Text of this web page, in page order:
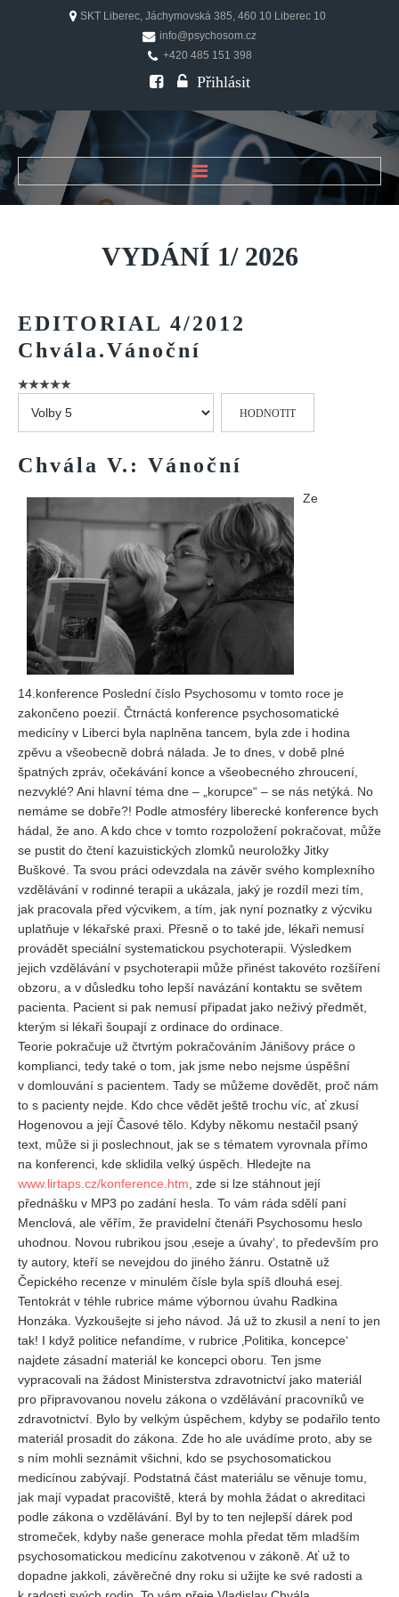
SKT Liberec, Jáchymovská 385, 460 10 Liberec 10
info@psychosom.cz
+420 485 151 398
Přihlásit
ÚVOD
O ČASOPISU
Historie
FAQ
Doporučení
Vydání 1/ 2026
Vydání 2/ 2025
Vydání 1/ 2025
Vydání 3-4/ 2024
Vydání 1-2/ 2024
Vydání 3-4/ 2023
Vydání 1-2/ 2023
Vydání 1-2/ 2022
Vydání 3-4/ 2022
Vydání 3-4/ 2021
Vydání 1/ 2021
Vydání 3-4/ 2020
Vydání 1-2/ 2020
Vydání 3-4/ 2019
Vydání 1-2/ 2019
Vydání 4/2018
Vydání 2-3/2018
Vydání 1-2018
Vydání 4-2017
Vydání 3-2017
Vydání 1-2017
Vydání 4-2016
Archiv
EDITOŘI
BLOG
REDAKCE
Pokyny pro autory
ARCHIV
VYDÁNÍ 1/ 2026
EDITORIAL 4/2012
Chvála.Vánoční
prosím
Chvála V.: Vánoční
Ze
14.konference Poslední číslo Psychosomu v tomto roce je
zakončeno poezií. Čtrnáctá konference psychosomatické
medicíny v Liberci byla naplněna tancem, byla zde i hodina
zpěvu a všeobecně dobrá nálada. Je to dnes, v době plné
špatných zpráv, očekávání konce a všeobecného zhroucení,
nezvyklé? Ani hlavní téma dne – „korupce“ – se nás netýká. No
nemáme se dobře?! Podle atmosféry liberecké konference bych
hádal, že ano. A kdo chce v tomto rozpoložení pokračovat, může
se pustit do čtení kazuistických zlomků neuroložky Jitky
Buškové. Ta svou práci odevzdala na závěr svého komplexního
vzdělávání v rodinné terapii a ukázala, jaký je rozdíl mezi tím,
jak pracovala před výcvikem, a tím, jak nyní poznatky z výcviku
uplatňuje v lékařské praxi. Přesně o to také jde, lékaři nemusí
provádět speciální systematickou psychoterapii. Výsledkem
jejich vzdělávání v psychoterapii může přinést takovéto rozšíření
obzoru, a v důsledku toho lepší navázání kontaktu se světem
pacienta. Pacient si pak nemusí připadat jako neživý předmět,
kterým si lékaři šoupají z ordinace do ordinace.
Teorie pokračuje už čtvrtým pokračováním Jánišovy práce o
komplianci, tedy také o tom, jak jsme nebo nejsme úspěšní
v domlouvání s pacientem. Tady se můžeme dovědět, proč nám
to s pacienty nejde. Kdo chce vědět ještě trochu víc, ať zkusí
Hogenovou a její Časové tělo. Kdyby někomu nestačil psaný
text, může si ji poslechnout, jak se s tématem vyrovnala přímo
na konferenci, kde sklidila velký úspěch. Hledejte na
www.lirtaps.cz/konference.htm , zde si lze stáhnout její
přednášku v MP3 po zadání hesla. To vám ráda sdělí paní
Menclová, ale věřím, že pravidelní čtenáři Psychosomu heslo
uhodnou. Novou rubrikou jsou ‚eseje a úvahy‘, to především pro
ty autory, kteří se nevejdou do jiného žánru. Ostatně už
Čepického recenze v minulém čísle byla spíš dlouhá esej.
Tentokrát v téhle rubrice máme výbornou úvahu Radkina
Honzáka. Vyzkoušejte si jeho návod. Já už to zkusil a není to jen
tak! I když politice nefandíme, v rubrice ‚Politika, koncepce‘
najdete zásadní materiál ke koncepci oboru. Ten jsme
vypracovali na žádost Ministerstva zdravotnictví jako materiál
pro připravovanou novelu zákona o vzdělávání pracovníků ve
zdravotnictví. Bylo by velkým úspěchem, kdyby se podařilo tento
materiál prosadit do zákona. Zde ho ale uvádíme proto, aby se
s ním mohli seznámit všichni, kdo se psychosomatickou
medicínou zabývají. Podstatná část materiálu se věnuje tomu,
jak mají vypadat pracoviště, která by mohla žádat o akreditaci
podle zákona o vzdělávání. Byl by to ten nejlepší dárek pod
stromeček, kdyby naše generace mohla předat těm mladším
psychosomatickou medicínu zakotvenou v zákoně. Ať už to
dopadne jakkoli, závěrečné dny roku si užijte ke své radosti a